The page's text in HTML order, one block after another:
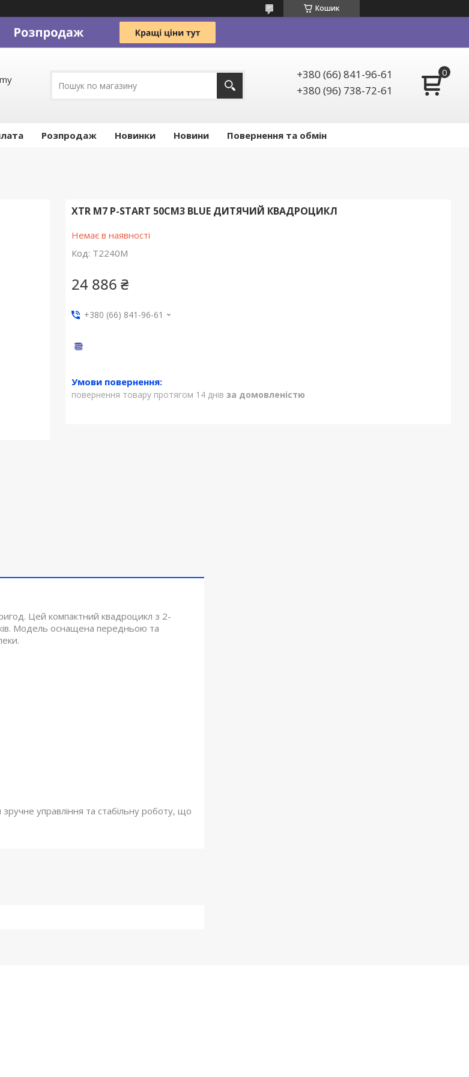
Кошик
+380 (66) 841-96-61
+380 (96) 738-72-61
Pозпродаж Новинки Новини Повернення та обмін
XTR M7 P-START 50СМ3 BLUE ДИТЯЧИЙ КВАДРОЦИКЛ
Немає в наявності
Код: T2240M
24 886 ₴
+380 (66) 841-96-61
повернення товару протягом 14 днів за домовленістю
Цей компактний квадроцикл з 2-
Модель оснащена передньою та
управління та стабільну роботу, що